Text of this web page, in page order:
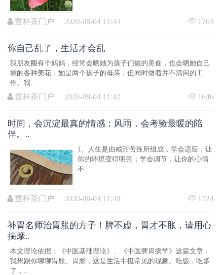
壹杯茶门户 2020-08-04 11:44 1763
你自己乱了，生活才会乱
我朋友圈有个妈妈，经常会晒她为孩子们做的美食，也会晒她自己
插的各种美花，她是两个孩子的母亲，但同时做着并不清闲的工
作。我..
壹杯茶门户 2020-08-04 11:42 1646
时间，会沉淀最真的情感；风雨，会考验最暖的陪
伴。..
1、人生是由咸甜苦辣所组成，学会适应，让
你的环境变得明亮；学会调节，让你的心情
不..
壹杯茶门户 2020-08-04 11:40 1724
补胃名师治胃胀的方子！脾不虚，胃才不胀，请用心
揣摩..
本文理论依据：《中医基础理论》、《中医脾胃病学》这篇文章，
我想跟你聊聊胃胀。胃胀，这是生活中挺常见的现象。吃饭，吃多
了，..